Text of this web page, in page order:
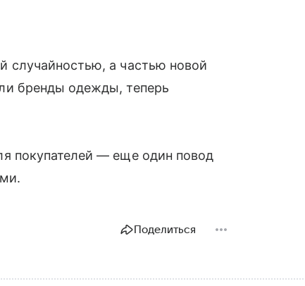
случайностью, а частью новой
бренды одежды, теперь
покупателей — еще один повод
Поделиться